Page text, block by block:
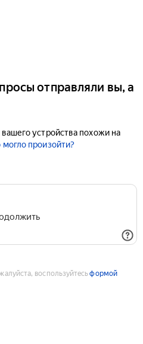
отправляли вы, а
устройства похожи на
произойти?
воспользуйтесьформой